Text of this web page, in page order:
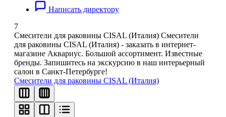
Написать директору
7
Смесители для раковины CISAL (Италия) Смесители
для раковины CISAL (Италия) - заказать в интернет-
магазине Аквариус. Большой ассортимент. Известные
бренды. Запишитесь на экскурсию в наш интерьерный
салон в Санкт-Петербурге!
Смесители для раковины CISAL (Италия)